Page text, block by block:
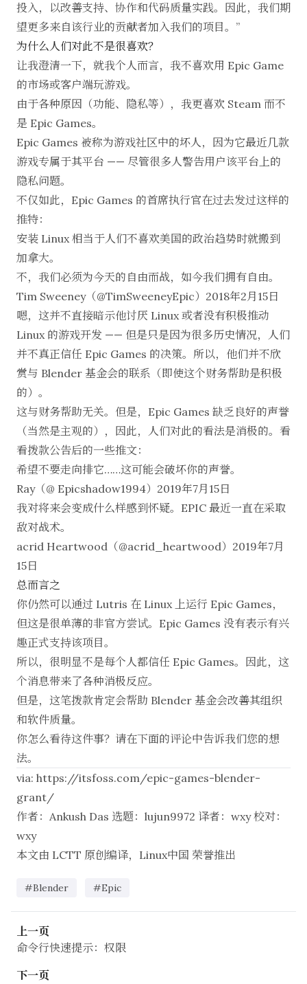
投入，以改善支持、协作和代码质量实践。因此，我们期
望更多来自该行业的贡献者加入我们的项目。”
为什么人们对此不是很喜欢？
让我澄清一下，就我个人而言，我不喜欢用 Epic Game
的市场或客户端玩游戏。
由于各种原因（功能、隐私等），我更喜欢 Steam 而不
是 Epic Games。
Epic Games 被称为游戏社区中的坏人，因为它最近几款
游戏专属于其平台 —— 尽管很多人警告用户该平台上的
隐私问题。
不仅如此，Epic Games 的首席执行官在过去发过这样的
推特：
安装 Linux 相当于人们不喜欢美国的政治趋势时就搬到
加拿大。
不，我们必须为今天的自由而战，如今我们拥有自由。
Tim Sweeney（@TimSweeneyEpic） 2018年2月15日
嗯，这并不直接暗示他讨厌 Linux 或者没有积极推动
Linux 的游戏开发 —— 但是只是因为很多历史情况，人们
并不真正信任 Epic Games 的决策。所以，他们并不欣
赏与 Blender 基金会的联系（即使这个财务帮助是积极
的）。
这与财务帮助无关。但是，Epic Games 缺乏良好的声誉
（当然是主观的），因此，人们对此的看法是消极的。看
看拨款公告后的一些推文：
希望不要走向排它……这可能会破坏你的声誉。
Ray（@ Epicshadow1994） 2019年7月15日
我对将来会变成什么样感到怀疑。EPIC 最近一直在采取
敌对战术。
acrid Heartwood（@acrid_heartwood） 2019年7月
15日
总而言之
你仍然可以通过 Lutris 在 Linux 上运行 Epic Games，
但这是很单薄的非官方尝试。Epic Games 没有表示有兴
趣正式支持该项目。
所以，很明显不是每个人都信任 Epic Games。因此，这
个消息带来了各种消极反应。
但是，这笔拨款肯定会帮助 Blender 基金会改善其组织
和软件质量。
你怎么看待这件事？请在下面的评论中告诉我们您的想
法。
via: https://itsfoss.com/epic-games-blender-
grant/
作者： Ankush Das 选题： lujun9972 译者： wxy校对：
wxy
本文由 LCTT 原创编译， Linux中国 荣誉推出
#Blender #Epic
上一页
命令行快速提示：权限
下一页